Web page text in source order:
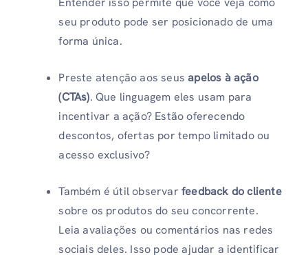
seu produto pode ser posicionado de uma
forma única.
Preste atenção aos seusapelos à ação
(CTAs). Que linguagem eles usam para
incentivar a ação? Estão oferecendo
descontos, ofertas por tempo limitado ou
acesso exclusivo?
Também é útil observar feedback do cliente
sobre os produtos do seu concorrente.
Leia avaliações ou comentários nas redes
sociais deles. Isso pode ajudar a identificar